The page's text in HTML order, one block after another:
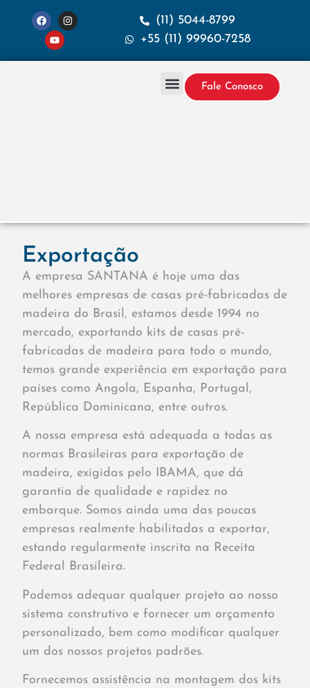
(11) 5044-8799
+55 (11) 99960-7258
Fale Conosco
Exportação
A empresa SANTANA é hoje uma das
melhores empresas de casas pré-fabricadas de
madeira do Brasil, estamos desde 1994 no
mercado, exportando kits de casas pré-
fabricadas de madeira para todo o mundo,
temos grande experiência em exportação para
países como Angola, Espanha, Portugal,
República Dominicana, entre outros.
A nossa empresa está adequada a todas as
normas Brasileiras para exportação de
madeira, exigidas pelo IBAMA, que dá
garantia de qualidade e rapidez no
embarque. Somos ainda uma das poucas
empresas realmente habilitadas a exportar,
estando regularmente inscrita na Receita
Federal Brasileira.
Podemos adequar qualquer projeto ao nosso
sistema construtivo e fornecer um orçamento
personalizado, bem como modificar qualquer
um dos nossos projetos padrões.
Fornecemos assistência na montagem dos kits